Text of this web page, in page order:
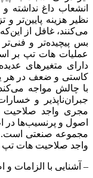
انشعاب داغ نداشته
نظیر هزینه پایین‌تر
می‌کنند، غافل از
بس پیچیده‌تر و
عملیات هات تپ بر
دارای متغیرهای
کاستی و ضعف در هر یک
با چالش مواجه
جبران‌ناپذیر و
مجری واجد صلاحیت
اصول و پرنسیب‌ها در
مجموعه صنعتی است.
واجد صلاحیت هات تپ
– آشنایی با الزامات